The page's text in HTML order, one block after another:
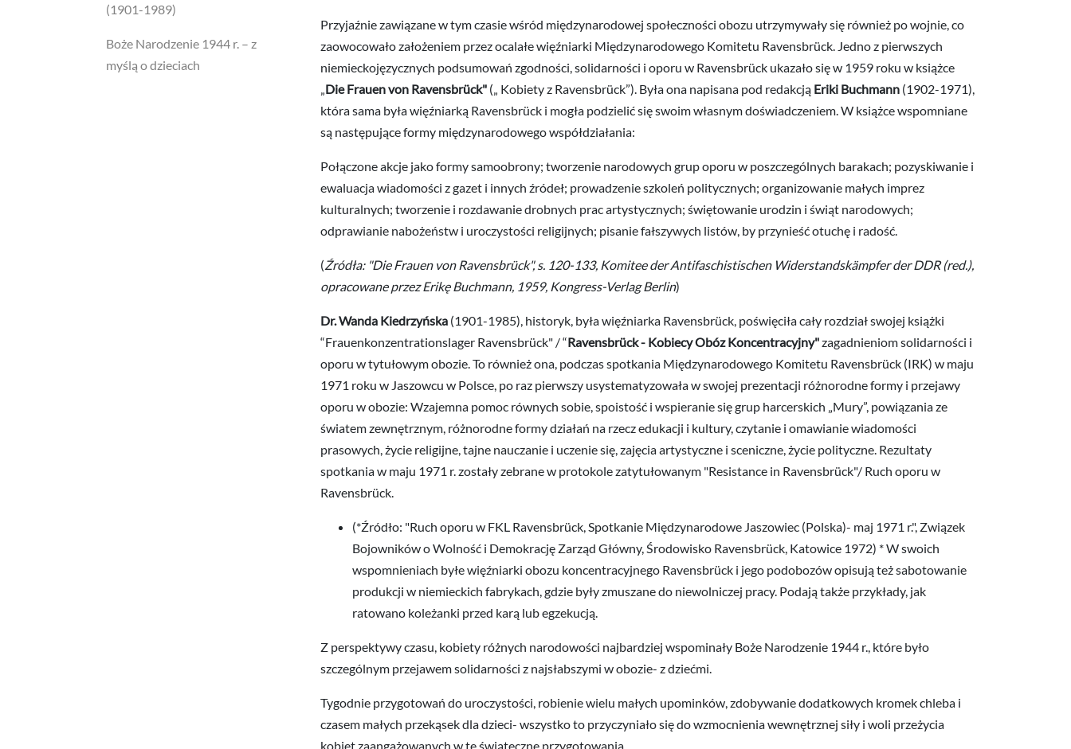
(1901-1989)
Boże Narodzenie 1944 r. – z
myślą o dzieciach
Przyjaźnie zawiązane w tym czasie wśród międzynarodowej społeczności obozu utrzymywały się również po wojnie, co
zaowocowało założeniem przez ocalałe więźniarki Międzynarodowego Komitetu Ravensbrück. Jedno z pierwszych
niemieckojęzycznych podsumowań zgodności, solidarności i oporu w Ravensbrück ukazało się w 1959 roku w książce
„Die Frauen von Ravensbrück" („ Kobiety z Ravensbrück”). Była ona napisana pod redakcją Eriki Buchmann (1902-1971),
która sama była więźniarką Ravensbrück i mogła podzielić się swoim własnym doświadczeniem. W książce wspomniane
są następujące formy międzynarodowego współdziałania:
Połączone akcje jako formy samoobrony; tworzenie narodowych grup oporu w poszczególnych barakach; pozyskiwanie i
ewaluacja wiadomości z gazet i innych źródeł; prowadzenie szkoleń politycznych; organizowanie małych imprez
kulturalnych; tworzenie i rozdawanie drobnych prac artystycznych; świętowanie urodzin i świąt narodowych;
odprawianie nabożeństw i uroczystości religijnych; pisanie fałszywych listów, by przynieść otuchę i radość.
(Źródła: "Die Frauen von Ravensbrück", s. 120-133, Komitee der Antifaschistischen Widerstandskämpfer der DDR (red.),
opracowane przez Erikę Buchmann, 1959, Kongress-Verlag Berlin)
Dr. Wanda Kiedrzyńska (1901-1985), historyk, była więźniarka Ravensbrück, poświęciła cały rozdział swojej książki
“Frauenkonzentrationslager Ravensbrück" / “Ravensbrück - Kobiecy Obóz Koncentracyjny"zagadnieniom solidarności i
oporu w tytułowym obozie. To również ona, podczas spotkania Międzynarodowego Komitetu Ravensbrück (IRK) w maju
1971 roku w Jaszowcu w Polsce, po raz pierwszy usystematyzowała w swojej prezentacji różnorodne formy i przejawy
oporu w obozie: Wzajemna pomoc równych sobie, spoistość i wspieranie się grup harcerskich „Mury”, powiązania ze
światem zewnętrznym, różnorodne formy działań na rzecz edukacji i kultury, czytanie i omawianie wiadomości
prasowych, życie religijne, tajne nauczanie i uczenie się, zajęcia artystyczne i sceniczne, życie polityczne. Rezultaty
spotkania w maju 1971 r. zostały zebrane w protokole zatytułowanym "Resistance in Ravensbrück"/ Ruch oporu w
Ravensbrück.
(*Źródło: "Ruch oporu w FKL Ravensbrück, Spotkanie Międzynarodowe Jaszowiec (Polska)- maj 1971 r.", Związek
Bojowników o Wolność i Demokrację Zarząd Główny, Środowisko Ravensbrück, Katowice 1972) * W swoich
wspomnieniach byłe więźniarki obozu koncentracyjnego Ravensbrück i jego podobozów opisują też sabotowanie
produkcji w niemieckich fabrykach, gdzie były zmuszane do niewolniczej pracy. Podają także przykłady, jak
ratowano koleżanki przed karą lub egzekucją.
Z perspektywy czasu, kobiety różnych narodowości najbardziej wspominały Boże Narodzenie 1944 r., które było
szczególnym przejawem solidarności z najsłabszymi w obozie- z dziećmi.
Tygodnie przygotowań do uroczystości, robienie wielu małych upominków, zdobywanie dodatkowych kromek chleba i
czasem małych przekąsek dla dzieci- wszystko to przyczyniało się do wzmocnienia wewnętrznej siły i woli przeżycia
kobiet zaangażowanych w te świąteczne przygotowania.